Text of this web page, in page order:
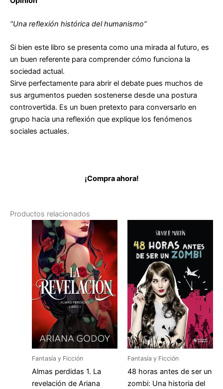
“Una reflexión histórica del humanismo”
Si bien este libro se presenta como una mirada al futuro, es
un buen referente para comprender cómo funciona la
sociedad actual.
Sirve perfectamente para abrir el debate pues muchos de
sus argumentos pueden sostenerse desde una postura
controvertida. Es un buen pretexto para conversarlo en
grupo hacia una reflexión que explique los fenómenos
sociales actuales.
¡Compra ahora!
Productos relacionados
Fantasía y Ficción
Almas perdidas 1. La
revelación de Ariana
Fantasía y Ficción
48 horas antes de ser un
zombi: Una historia del